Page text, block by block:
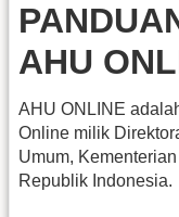
AHU
AHU ONLINE
Online milik
Umum,
Republik Indonesia.